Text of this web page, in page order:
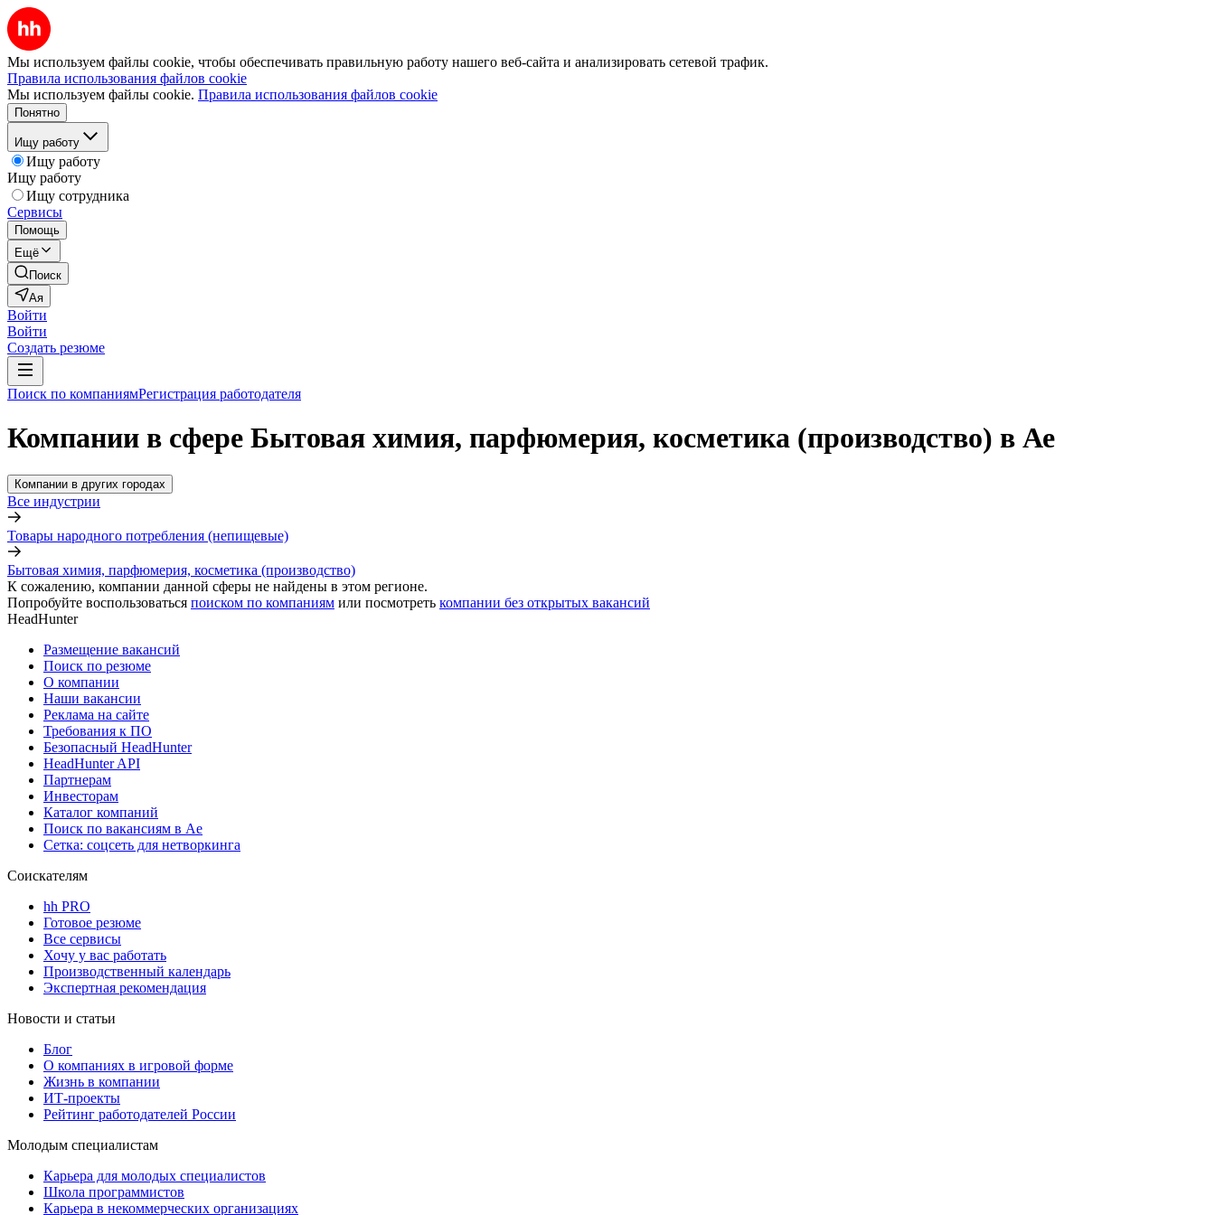
Мы используем файлы cookie, чтобы обеспечивать правильную работу нашего веб-сайта и анализировать сетевой трафик.
Правила использования файлов cookie
Мы используем файлы cookie. Правила использования файлов cookie
Понятно
Ищу работу
Ищу работу
Ищу работу
Ищу сотрудника
Сервисы
Помощь
Ещё
Поиск
Ая
Войти
Войти
Создать резюме
Поиск по компаниямРегистрация работодателя
Компании в сфере Бытовая химия, парфюмерия, косметика (производство) в Ае
Компании в других городах
Все индустрии
Товары народного потребления (непищевые)
Бытовая химия, парфюмерия, косметика (производство)
К сожалению, компании данной сферы не найдены в этом регионе.
Попробуйте воспользоваться поиском по компаниям или посмотреть компании без открытых вакансий
HeadHunter
Размещение вакансий
Поиск по резюме
О компании
Наши вакансии
Реклама на сайте
Требования к ПО
Безопасный HeadHunter
HeadHunter API
Партнерам
Инвесторам
Каталог компаний
Поиск по вакансиям в Ае
Сетка: соцсеть для нетворкинга
Соискателям
hh PRO
Готовое резюме
Все сервисы
Хочу у вас работать
Производственный календарь
Экспертная рекомендация
Новости и статьи
Блог
О компаниях в игровой форме
Жизнь в компании
ИТ-проекты
Рейтинг работодателей России
Молодым специалистам
Карьера для молодых специалистов
Школа программистов
Карьера в некоммерческих организациях